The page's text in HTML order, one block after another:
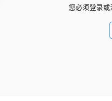
您必须登录